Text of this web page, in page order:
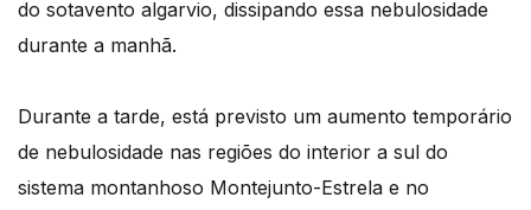
do sotavento algarvio, dissipando essa nebulosidade
durante a manhã.
Durante a tarde, está previsto um aumento temporário
de nebulosidade nas regiões do interior a sul do
sistema montanhoso Montejunto-Estrela e no